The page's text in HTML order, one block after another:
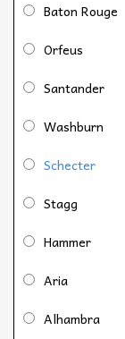
Baton Rouge
Orfeus
Santander
Washburn
Schecter
Stagg
Hammer
Aria
Alhambra